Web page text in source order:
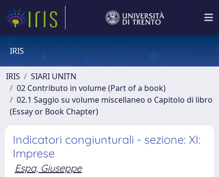
IRIS
IRIS
SIARI UNITN
02 Contributo in volume (Part of a book)
02.1 Saggio su volume miscellaneo o Capitolo di libro
(Essay or Book Chapter)
Indicatori congiunturali - sezione: XI:
Imprese
Espa, Giuseppe